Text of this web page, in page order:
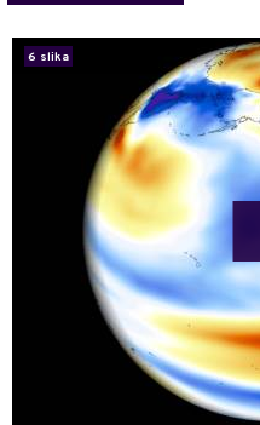
6 slika